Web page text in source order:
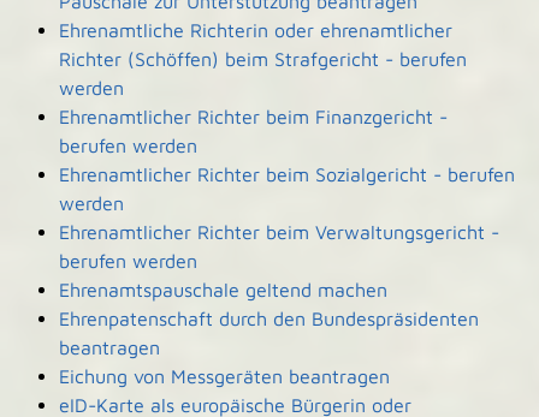
Ehrenamtliche Richterin oder ehrenamtlicher
Richter (Schöffen) beim Strafgericht - berufen
werden
Ehrenamtlicher Richter beim Finanzgericht -
berufen werden
Ehrenamtlicher Richter beim Sozialgericht - berufen
werden
Ehrenamtlicher Richter beim Verwaltungsgericht -
berufen werden
Ehrenamtspauschale geltend machen
Ehrenpatenschaft durch den Bundespräsidenten
beantragen
Eichung von Messgeräten beantragen
eID-Karte als europäische Bürgerin oder